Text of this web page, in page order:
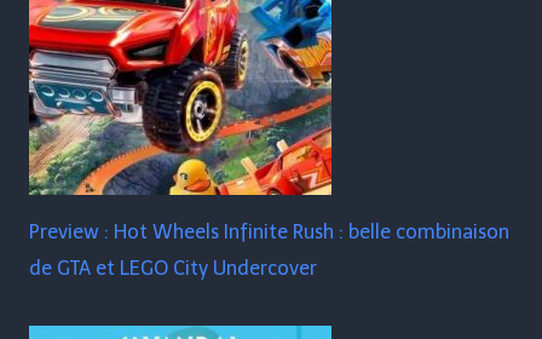
Preview : Hot Wheels Infinite Rush : belle combinaison
de GTA et LEGO City Undercover